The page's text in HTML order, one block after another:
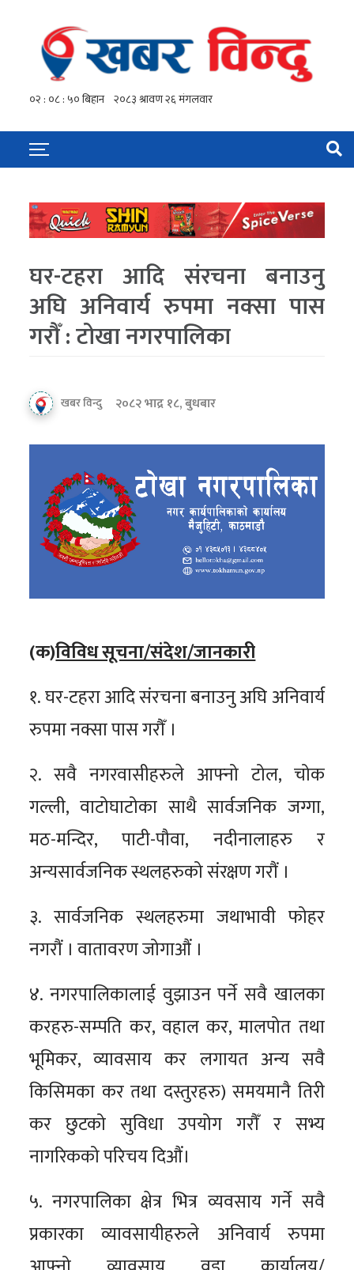
घर-टहरा आदि संरचना बनाउनु
अघि अनिवार्य रुपमा नक्सा पास
गरौँ : टोखा नगरपालिका
खबर विन्दु २०८२ भाद्र १८, बुधबार
(क)विविध सूचना/संदेश/जानकारी
१. घर-टहरा आदि संरचना बनाउनु अघि अनिवार्य
रुपमा नक्सा पास गरौँ ।
२. सवै नगरवासीहरुले आफ्नो टोल, चोक
गल्ली, वाटोघाटोका साथै सार्वजनिक जग्गा,
मठ-मन्दिर, पाटी-पौवा, नदीनालाहरु र
अन्यसार्वजनिक स्थलहरुको संरक्षण गरौं ।
३. सार्वजनिक स्थलहरुमा जथाभावी फोहर
नगरौं । वातावरण जोगाऔं ।
४. नगरपालिकालाई वुझाउन पर्ने सवै खालका
करहरु-सम्पति कर, वहाल कर, मालपोत तथा
भूमिकर, व्यावसाय कर लगायत अन्य सवै
किसिमका कर तथा दस्तुरहरु) समयमानै तिरी
कर छुटको सुविधा उपयोग गरौँ र सभ्य
नागरिकको परिचय दिऔं।
५. नगरपालिका क्षेत्र भित्र व्यवसाय गर्ने सवै
प्रकारका व्यावसायीहरुले अनिवार्य रुपमा